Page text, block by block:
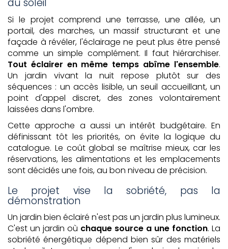
du soleil
Si le projet comprend une terrasse, une allée, un
portail, des marches, un massif structurant et une
façade à révéler, l'éclairage ne peut plus être pensé
comme un simple complément. Il faut hiérarchiser.
Tout éclairer en même temps abîme l'ensemble.
Un jardin vivant la nuit repose plutôt sur des
séquences : un accès lisible, un seuil accueillant, un
point d'appel discret, des zones volontairement
laissées dans l'ombre.
Cette approche a aussi un intérêt budgétaire. En
définissant tôt les priorités, on évite la logique du
catalogue. Le coût global se maîtrise mieux, car les
réservations, les alimentations et les emplacements
sont décidés une fois, au bon niveau de précision.
Le projet vise la sobriété, pas la
démonstration
Un jardin bien éclairé n'est pas un jardin plus lumineux.
C'est un jardin où chaque source a une fonction. La
sobriété énergétique dépend bien sûr des matériels